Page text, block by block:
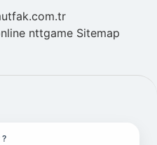
nttgame Sitemap